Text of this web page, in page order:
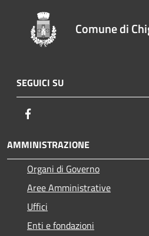
Comune di
SEGUICI SU
AMMINISTRAZIONE
Organi di Governo
Aree Amministrative
Uffici
Enti e fondazioni